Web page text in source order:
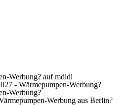
Werbung? auf mdidi
- Wärmepumpen-Werbung?
Werbung?
Werbung aus Berlin?